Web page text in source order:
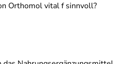
Orthomol vital f sinnvoll?